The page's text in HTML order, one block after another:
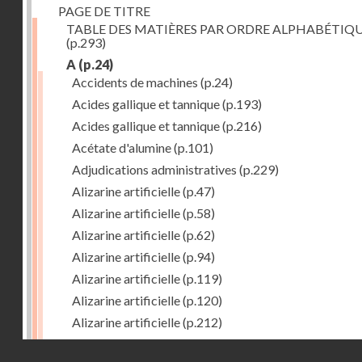
PAGE DE TITRE
TABLE DES MATIÈRES PAR ORDRE
(p.293)
A (p.24)
Accidents de machines (p.24)
Acides gallique et tannique(p.193)
Acides gallique et tannique(p.216)
Acétate d'alumine(p.101)
Adjudications administratives (p.229)
Alizarine artificielle(p.47)
Alizarine artificielle(p.58)
Alizarine artificielle(p.62)
Alizarine artificielle(p.94)
Alizarine artificielle(p.119)
Alizarine artificielle(p.120)
Alizarine artificielle(p.212)
Alizarine artificielle(p.256)